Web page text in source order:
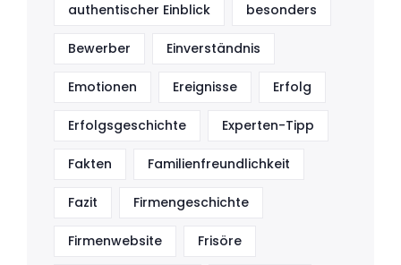
authentischer Einblick besonders
Bewerber Einverständnis
Emotionen Ereignisse Erfolg
Erfolgsgeschichte Experten-Tipp
Fakten Familienfreundlichkeit
Fazit Firmengeschichte
Firmenwebsite Frisöre